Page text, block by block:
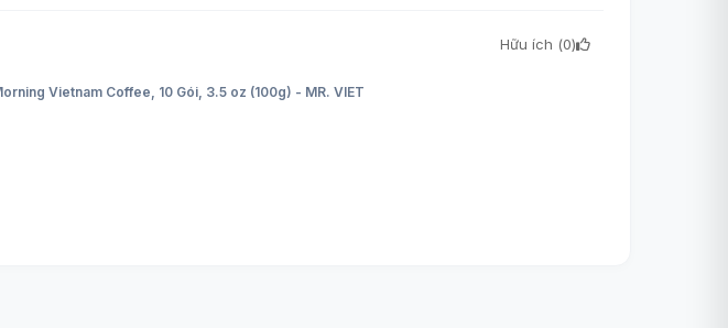
Hữu ích (0)
Vietnam Coffee, 10 Gói, 3.5 oz (100g) - MR. VIET